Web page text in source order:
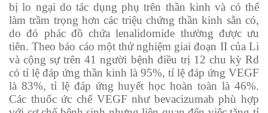
bị lo ngại do tác dụng phụ trên thần kinh và có thể
làm trầm trọng hơn các triệu chứng thần kinh sẵn có,
do đó phác đồ chứa lenalidomide thường được ưu
tiên. Theo báo cáo một thử nghiệm giai đoạn II của Li
và cộng sự trên 41 người bệnh điều trị 12 chu kỳ Rd
có tỉ lệ đáp ứng thần kinh là 95%, tỉ lệ đáp ứng VEGF
là 83%, tỉ lệ đáp ứng huyết học hoàn toàn là 46%.
Các thuốc ức chế VEGF như bevacizumab phù hợp